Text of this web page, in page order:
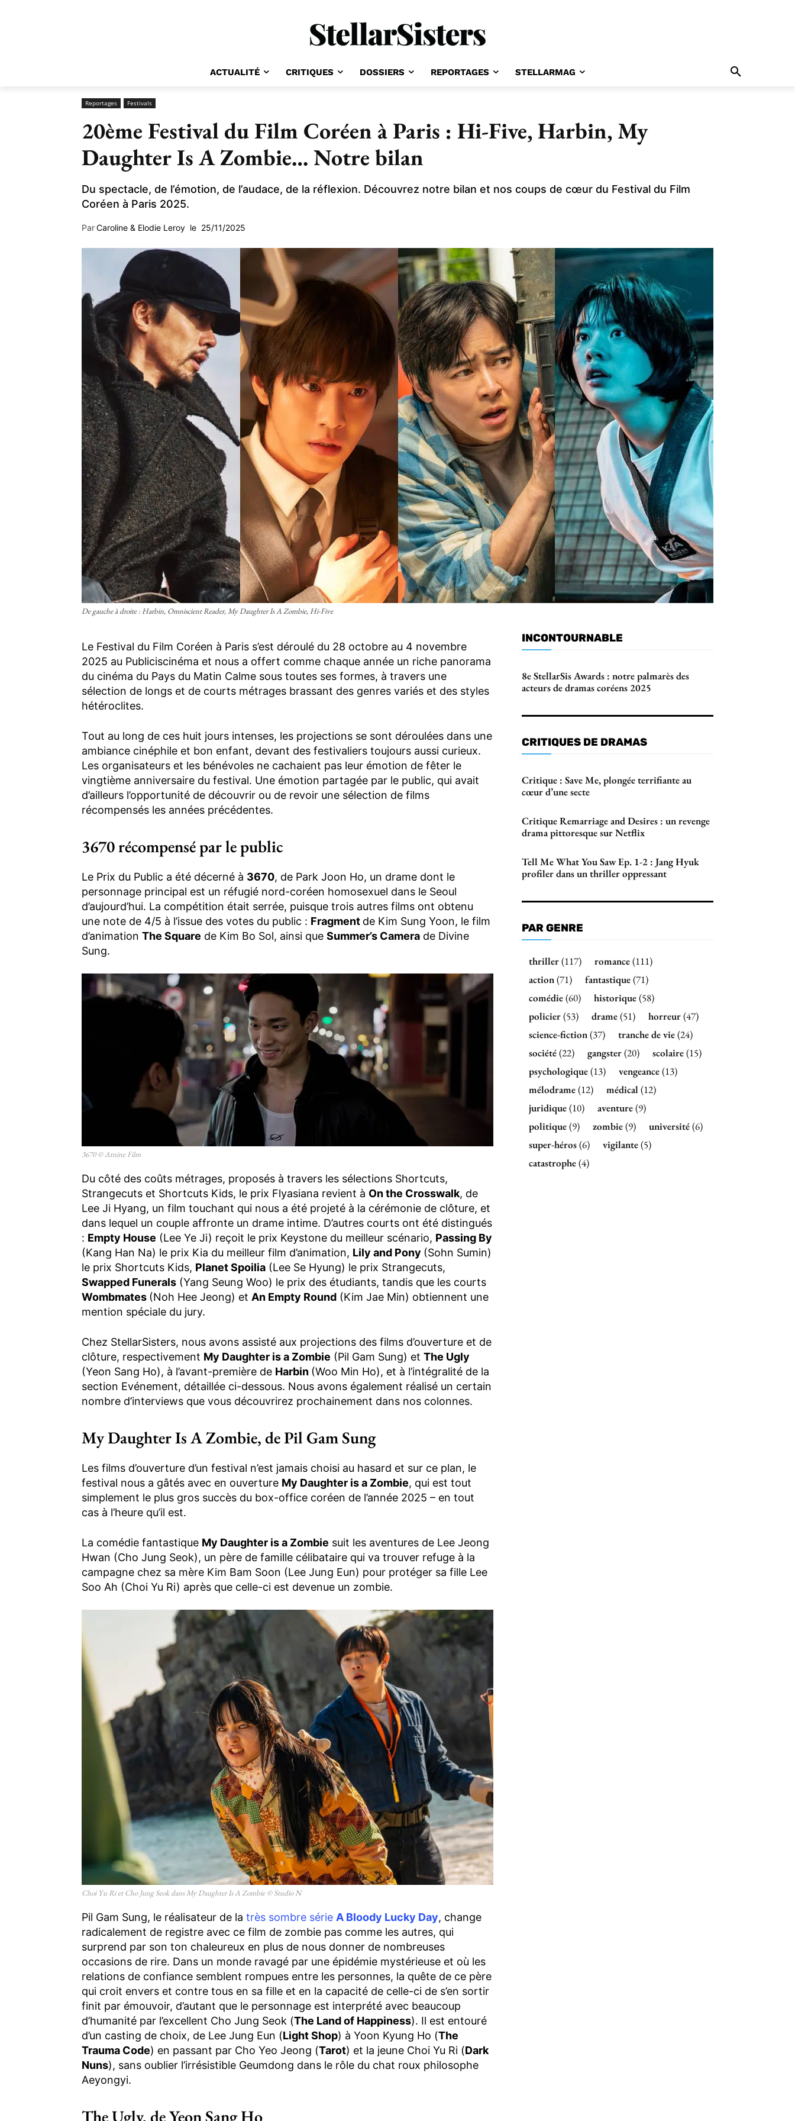
ACTUALITÉ CRITIQUES DOSSIERS REPORTAGES STELLARMAG
Reportages Festivals
20ème Festival du Film Coréen à Paris : Hi-Five, Harbin, My
Daughter Is A Zombie… Notre bilan
Du spectacle, de l’émotion, de l’audace, de la réflexion. Découvrez notre bilan et nos coups de cœur du Festival du Film
Coréen à Paris 2025.
ParCaroline & Elodie Leroy le 25/11/2025
De gauche à droite : Harbin, Omniscient Reader, My Daughter Is A Zombie, Hi-Five
Le Festival du Film Coréen à Paris s’est déroulé du 28 octobre au 4 novembre
2025 au Publiciscinéma et nous a offert comme chaque année un riche panorama
du cinéma du Pays du Matin Calme sous toutes ses formes, à travers une
sélection de longs et de courts métrages brassant des genres variés et des styles
hétéroclites.
Tout au long de ces huit jours intenses, les projections se sont déroulées dans une
ambiance cinéphile et bon enfant, devant des festivaliers toujours aussi curieux.
Les organisateurs et les bénévoles ne cachaient pas leur émotion de fêter le
vingtième anniversaire du festival. Une émotion partagée par le public, qui avait
d’ailleurs l’opportunité de découvrir ou de revoir une sélection de films
récompensés les années précédentes.
3670 récompensé par le public
Le Prix du Public a été décerné à 3670, de Park Joon Ho, un drame dont le
personnage principal est un réfugié nord-coréen homosexuel dans le Seoul
d’aujourd’hui. La compétition était serrée, puisque trois autres films ont obtenu
une note de 4/5 à l’issue des votes du public : Fragment de Kim Sung Yoon, le film
d’animation The Square de Kim Bo Sol, ainsi que Summer’s Camera de Divine
Sung.
3670 © Atnine Film
Du côté des coûts métrages, proposés à travers les sélections Shortcuts,
Strangecuts et Shortcuts Kids, le prix Flyasiana revient à On the Crosswalk, de
Lee Ji Hyang, un film touchant qui nous a été projeté à la cérémonie de clôture, et
dans lequel un couple affronte un drame intime. D’autres courts ont été distingués
: Empty House (Lee Ye Ji) reçoit le prix Keystone du meilleur scénario, Passing By
(Kang Han Na) le prix Kia du meilleur film d’animation, Lily and Pony (Sohn Sumin)
le prix Shortcuts Kids, Planet Spoilia (Lee Se Hyung) le prix Strangecuts,
Swapped Funerals (Yang Seung Woo) le prix des étudiants, tandis que les courts
Wombmates (Noh Hee Jeong) et An Empty Round (Kim Jae Min) obtiennent une
mention spéciale du jury.
Chez StellarSisters, nous avons assisté aux projections des films d’ouverture et de
clôture, respectivement My Daughter is a Zombie (Pil Gam Sung) et The Ugly
(Yeon Sang Ho), à l’avant-première de Harbin (Woo Min Ho), et à l’intégralité de la
section Evénement, détaillée ci-dessous. Nous avons également réalisé un certain
nombre d’interviews que vous découvrirez prochainement dans nos colonnes.
My Daughter Is A Zombie, de Pil Gam Sung
Les films d’ouverture d’un festival n’est jamais choisi au hasard et sur ce plan, le
festival nous a gâtés avec en ouverture My Daughter is a Zombie, qui est tout
simplement le plus gros succès du box-office coréen de l’année 2025 – en tout
cas à l’heure qu’il est.
La comédie fantastique My Daughter is a Zombie suit les aventures de Lee Jeong
Hwan (Cho Jung Seok), un père de famille célibataire qui va trouver refuge à la
campagne chez sa mère Kim Bam Soon (Lee Jung Eun) pour protéger sa fille Lee
Soo Ah (Choi Yu Ri) après que celle-ci est devenue un zombie.
Choi Yu Ri et Cho Jung Seok dans My Daughter Is A Zombie © Studio N
Pil Gam Sung, le réalisateur de la très sombre série A Bloody Lucky Day, change
radicalement de registre avec ce film de zombie pas comme les autres, qui
surprend par son ton chaleureux en plus de nous donner de nombreuses
occasions de rire. Dans un monde ravagé par une épidémie mystérieuse et où les
relations de confiance semblent rompues entre les personnes, la quête de ce père
qui croit envers et contre tous en sa fille et en la capacité de celle-ci de s’en sortir
finit par émouvoir, d’autant que le personnage est interprété avec beaucoup
d’humanité par l’excellent Cho Jung Seok (The Land of Happiness). Il est entouré
d’un casting de choix, de Lee Jung Eun (Light Shop) à Yoon Kyung Ho (The
Trauma Code) en passant par Cho Yeo Jeong (Tarot) et la jeune Choi Yu Ri (Dark
Nuns), sans oublier l’irrésistible Geumdong dans le rôle du chat roux philosophe
Aeyongyi.
The Ugly, de Yeon Sang Ho
INCONTOURNABLE
8e StellarSis Awards : notre palmarès des
acteurs de dramas coréens 2025
CRITIQUES DE DRAMAS
Critique : Save Me, plongée terrifiante au
cœur d’une secte
Critique Remarriage and Desires : un revenge
drama pittoresque sur Netflix
Tell Me What You Saw Ep. 1-2 : Jang Hyuk
profiler dans un thriller oppressant
PAR GENRE
thriller(117) romance(111)
action(71) fantastique(71)
comédie(60) historique(58)
policier(53) drame(51) horreur(47)
science-fiction(37) tranche de vie(24)
société(22) gangster(20) scolaire(15)
psychologique(13) vengeance(13)
mélodrame(12) médical(12)
juridique(10) aventure(9)
politique(9) zombie(9) université(6)
super-héros(6) vigilante(5)
catastrophe(4)